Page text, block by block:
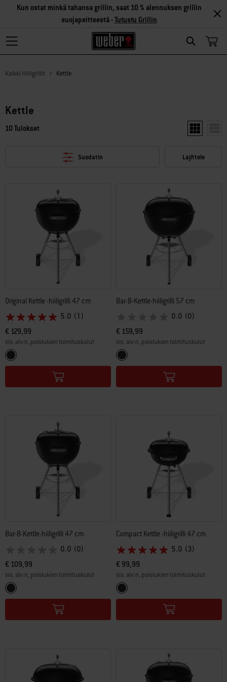
Search
Kun ostat minkä tahansa grillin, saat 10 % alennuksen grillin
suojapeitteestä -Tutustu Grillin
Kaikki Hiiligrillit Kettle
Kettle
10 Tulokset Näytä
Suodatin Lajittele
Original Kettle -hiiligrilli 47 cm
5.0 (1)
€ 129,99
sis. alv:n, poislukien toimituskulut
Color Options
Musta
Bar-B-Kettle-hiiligrilli 57 cm
0.0 (0)
€ 159,99
sis. alv:n, poislukien toimituskulut
Color Options
Musta
Bar-B-Kettle-hiiligrilli 47 cm
0.0 (0)
€ 109,99
sis. alv:n, poislukien toimituskulut
Color Options
Musta
Compact Kettle -hiiligrilli 47 cm
5.0 (3)
€ 99,99
sis. alv:n, poislukien toimituskulut
Color Options
Musta